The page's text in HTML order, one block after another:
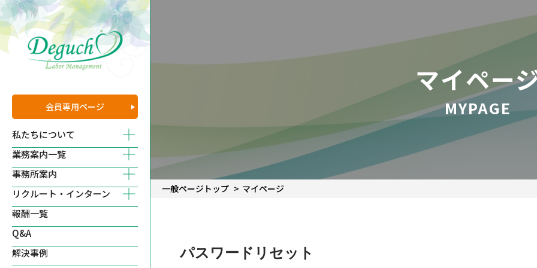
会員専用ページ
私たちについて
業務案内一覧
事務所案内
リクルート・インターン
報酬一覧
Q&A
解決事例
マイペー
MYPAGE
一般ページトップ マイページ
パスワードリセット